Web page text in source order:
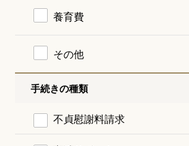
養育費
その他
手続きの種類
不貞慰謝料請求